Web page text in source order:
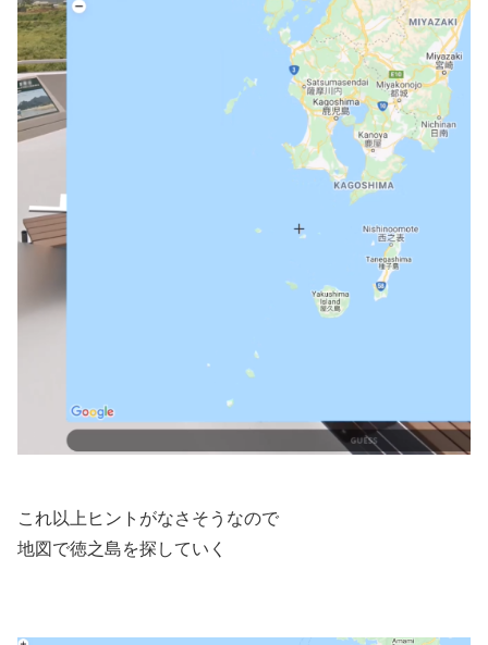
これ以上ヒントがなさそうなので
地図で徳之島を探していく